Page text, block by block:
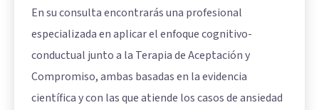
En su consulta encontrarás una profesional
especializada en aplicar el enfoque cognitivo-
conductual junto a la Terapia de Aceptación y
Compromiso, ambas basadas en la evidencia
científica y con las que atiende los casos de ansiedad